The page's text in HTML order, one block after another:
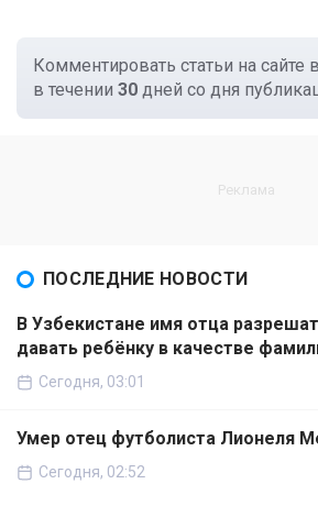
Комментировать статьи на
в течении 30 дней со дня
ПОСЛЕДНИЕ НОВОСТИ
В Узбекистане имя отца разрешат
давать ребёнку в качестве
Сегодня, 03:01
Умер отец футболиста Лионеля
Сегодня, 02:52